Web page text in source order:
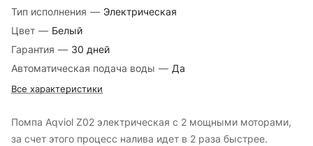
Тип исполнения — Электрическая
Цвет — Белый
Гарантия — 30 дней
Автоматическая подача воды — Да
Все характеристики
Помпа Aqviol Z02 электрическая c 2 мощными моторами,
за счет этого процесс налива идет в 2 раза быстрее.